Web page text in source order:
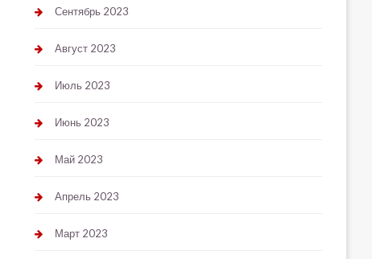
Сентябрь 2023
Август 2023
Июль 2023
Июнь 2023
Май 2023
Апрель 2023
Март 2023